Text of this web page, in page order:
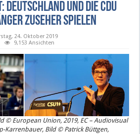
und die CDU
Zuseher spielen
24. Oktober 2019
9,153 Ansichten
© European Union, 2019, EC – Audiovisual
Karrenbauer, Bild © Patrick Büttgen,